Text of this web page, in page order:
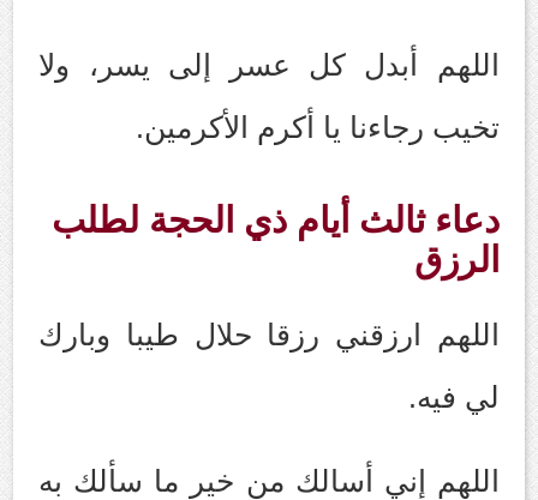
اللهم أبدل كل عسر إلى يسر، ولا
تخيب رجاءنا يا أكرم الأكرمين.
دعاء ثالث أيام ذي الحجة لطلب
الرزق
اللهم ارزقني رزقا حلال طيبا وبارك
لي فيه.
اللهم إني أسالك من خير ما سألك به